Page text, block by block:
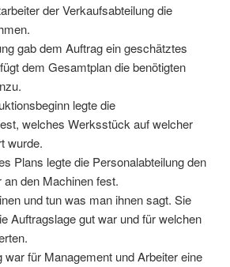
der Verkaufsabteilung die
gab dem Auftrag ein geschätztes
dem Gesamtplan die benötigten
legte die
welches Werksstück auf welcher
wurde.
Plans legte die Personalabteilung den
den Machinen fest.
und tun was man ihnen sagt. Sie
Auftragslage gut war und für welchen
war für Management und Arbeiter eine